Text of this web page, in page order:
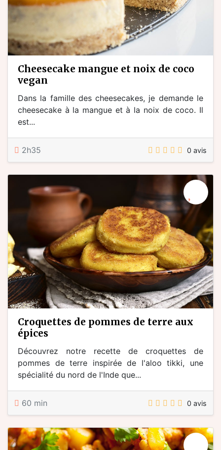
cheesecake mangue et noix de coco
vegan
Dans la famille des cheesecakes, je demande le
cheesecake à la mangue et à la noix de coco. Il
est...
2h35 0 avis
croquettes de pommes de terre aux
épices
Découvrez notre recette de croquettes de
pommes de terre inspirée de l'aloo tikki, une
spécialité du nord de l'Inde que...
60 min 0 avis